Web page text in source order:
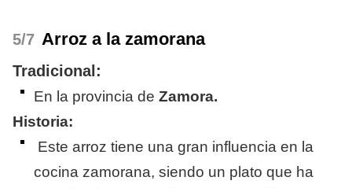
/7 Arroz a la zamorana
Tradicional:
En la provincia de Zamora.
Historia:
Este arroz tiene una gran influencia en la
cocina zamorana, siendo un plato que ha